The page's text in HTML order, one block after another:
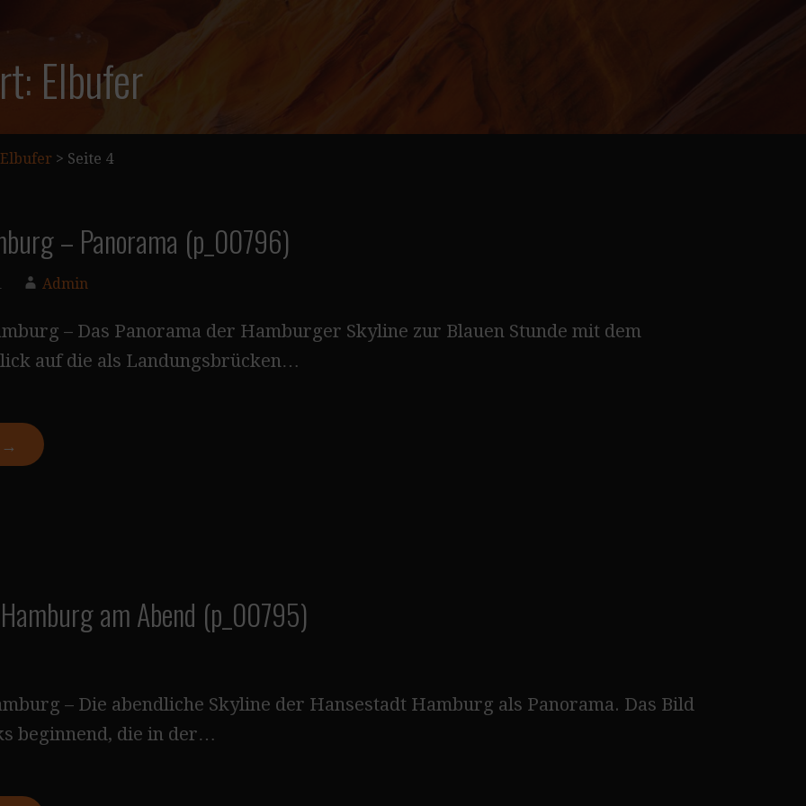
Elbufer
Elbufer > Seite 4
– Panorama (p_00796)
Admin
– Das Panorama der Hamburger Skyline zur Blauen Stunde mit dem
auf die als Landungsbrücken…
→
am Abend (p_00795)
– Die abendliche Skyline der Hansestadt Hamburg als Panorama. Das Bild
beginnend, die in der…